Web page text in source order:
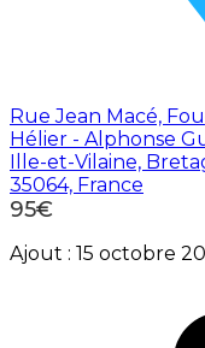
Rue Jean Macé,
Hélier - Alphonse
Ille-et-Vilaine,
35064, France
95€
Ajout : 15 octobre